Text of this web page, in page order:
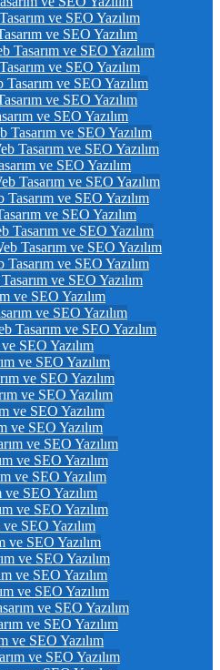
ve SEO Yazılım
ve SEO Yazılım
Tasarım ve SEO Yazılım
ve SEO Yazılım
ve SEO Yazılım
ve SEO Yazılım
ve SEO Yazılım
Tasarım ve SEO Yazılım
Tasarım ve SEO Yazılım
ve SEO Yazılım
Tasarım ve SEO Yazılım
Tasarım ve SEO Yazılım
ve SEO Yazılım
Tasarım ve SEO Yazılım
Tasarım ve SEO Yazılım
ve SEO Yazılım
ve SEO Yazılım
ve SEO Yazılım
ve SEO Yazılım
Tasarım ve SEO Yazılım
SEO Yazılım
ve SEO Yazılım
ve SEO Yazılım
ve SEO Yazılım
ve SEO Yazılım
ve SEO Yazılım
ve SEO Yazılım
ve SEO Yazılım
ve SEO Yazılım
SEO Yazılım
ve SEO Yazılım
SEO Yazılım
ve SEO Yazılım
ve SEO Yazılım
ve SEO Yazılım
ve SEO Yazılım
ve SEO Yazılım
ve SEO Yazılım
ve SEO Yazılım
ve SEO Yazılım